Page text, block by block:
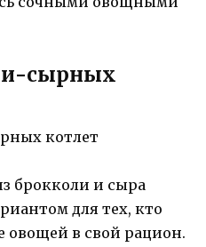
сырных
брокколи и сыра
для тех, кто
овощей в свой рацион.